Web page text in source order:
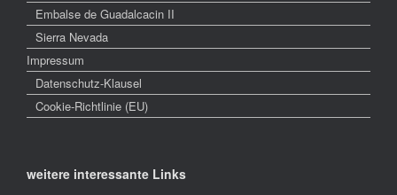
Embalse de Guadalcacin II
Sierra Nevada
Impressum
Datenschutz-Klausel
Cookie-Richtlinie (EU)
weitere interessante Links